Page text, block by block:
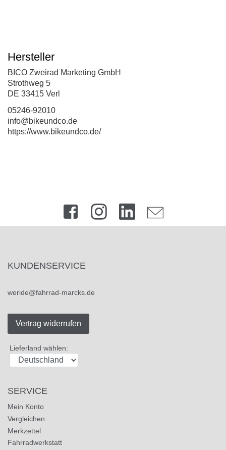
Hersteller
BICO Zweirad Marketing GmbH
Strothweg 5
DE 33415 Verl
05246-92010
info@bikeundco.de
https://www.bikeundco.de/
KUNDENSERVICE
weride@fahrrad-marcks.de
Vertrag widerrufen
Lieferland wählen:
SERVICE
Mein Konto
Vergleichen
Merkzettel
Fahrradwerkstatt